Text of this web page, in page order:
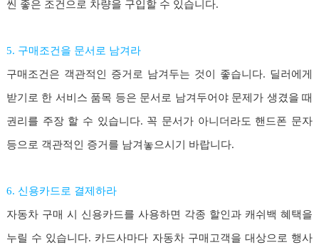
씬 좋은 조건으로 차량을 구입할 수 있습니다.
5. 구매조건을 문서로 남겨라
구매조건은 객관적인 증거로 남겨두는 것이 좋습니다. 딜러에게
받기로 한 서비스 품목 등은 문서로 남겨두어야 문제가 생겼을 때
권리를 주장 할 수 있습니다. 꼭 문서가 아니더라도 핸드폰 문자
등으로 객관적인 증거를 남겨놓으시기 바랍니다.
6. 신용카드로 결제하라
자동차 구매 시 신용카드를 사용하면 각종 할인과 캐쉬백 혜택을
누릴 수 있습니다. 카드사마다 자동차 구매고객을 대상으로 행사